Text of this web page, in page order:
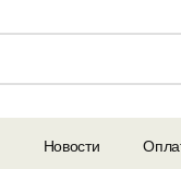
Новости